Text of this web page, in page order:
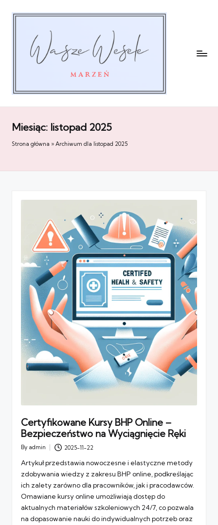
Miesiąc: listopad 2025
Strona główna » Archiwum dla listopad 2025
Certyfikowane Kursy BHP Online –
Bezpieczeństwo na Wyciągnięcie Ręki
Posted
By admin 2025-11-22
Artykuł przedstawia nowoczesne i elastyczne metody
zdobywania wiedzy z zakresu BHP online, podkreślając
ich zalety zarówno dla pracowników, jak i pracodawców.
Omawiane kursy online umożliwiają dostęp do
aktualnych materiałów szkoleniowych 24/7, co pozwala
na dopasowanie nauki do indywidualnych potrzeb oraz